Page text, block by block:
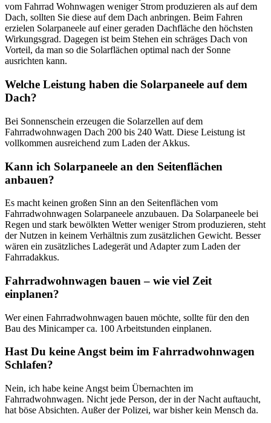
vom Fahrrad Wohnwagen weniger Strom produzieren als auf dem
Dach, sollten Sie diese auf dem Dach anbringen. Beim Fahren
erzielen Solarpaneele auf einer geraden Dachfläche den höchsten
Wirkungsgrad. Dagegen ist beim Stehen ein schräges Dach von
Vorteil, da man so die Solarflächen optimal nach der Sonne
ausrichten kann.
Welche Leistung haben die Solarpaneele auf dem
Dach?
Bei Sonnenschein erzeugen die Solarzellen auf dem
Fahrradwohnwagen Dach 200 bis 240 Watt. Diese Leistung ist
vollkommen ausreichend zum Laden der Akkus.
Kann ich Solarpaneele an den Seitenflächen
anbauen?
Es macht keinen großen Sinn an den Seitenflächen vom
Fahrradwohnwagen Solarpaneele anzubauen. Da Solarpaneele bei
Regen und stark bewölkten Wetter weniger Strom produzieren, steht
der Nutzen in keinem Verhältnis zum zusätzlichen Gewicht. Besser
wären ein zusätzliches Ladegerät und Adapter zum Laden der
Fahrradakkus.
Fahrradwohnwagen bauen – wie viel Zeit
einplanen?
Wer einen Fahrradwohnwagen bauen möchte, sollte für den den
Bau des Minicamper ca. 100 Arbeitstunden einplanen.
Hast Du keine Angst beim im Fahrradwohnwagen
Schlafen?
Nein, ich habe keine Angst beim Übernachten im
Fahrradwohnwagen. Nicht jede Person, der in der Nacht auftaucht,
hat böse Absichten. Außer der Polizei, war bisher kein Mensch da.